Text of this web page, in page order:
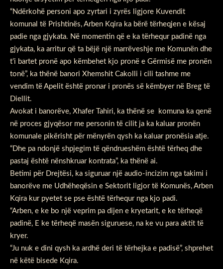
“Ndërkohë personi apo zyrtari i zyrës ligjore Kuvendit
komunal të Prishtinës, Arben Kqira ka bërë tërheqjen e kësaj
padie nga gjykata. Në momentin që e ka tërhequr padinë nga
gjykata, ka arritur që ta bëjë një marrëveshje me Komunën dhe
t’i bartet pronë apo këmbehet kjo pronë e Gërmisë me pronën
tonë”, ka thënë banori Xhemshit Cakolli i cili tashme me
vendim të Apelit është pronar i pronës së këmbyer në Breg të
Diellit.
Avokat i banorëve, Xhafer Tahiri, ka thënë se komuna ka qenë
në proces gjyqësor me personin të cilit ja ka kaluar pronën
komunale pikërisht për mënyrën qysh ka kaluar pronësia atje.
“Dhe pa ndonjë shpjegim të qëndrueshëm është tërheq dhe
pastaj është nënshkruar kontrata”, ka thënë ai.
Betimi për Drejtësi, ka siguruar një audio-incizim nga takimi i
banorëve me Udhëheqësin e Sektorit ligjor të Komunës, Arben
Kqira kur pyetet se pse është tërhequr nga kjo padi.
“Arben, e ke bo një veprim pa dijen e kryetarit, e ke tërheqë
padinë, E ke tërheqë masën siguruese, na ke vu para aktit të
kryer.
“Ju nuk e dini qysh ka ardhë deri të tërhejka e padisë”, shprehet
në këtë bisede Kqira.